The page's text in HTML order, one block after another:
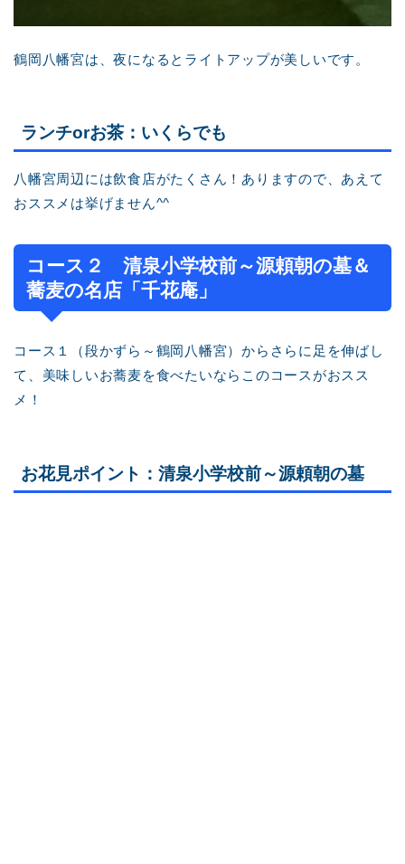
鶴岡八幡宮は、夜になるとライトアップが美しいです。
ランチorお茶：いくらでも
八幡宮周辺には飲食店がたくさん！ありますので、あえて
おススメは挙げません^^
コース２ 清泉小学校前～源頼朝の墓＆
蕎麦の名店「千花庵」
コース１（段かずら～鶴岡八幡宮）からさらに足を伸ばし
て、美味しいお蕎麦を食べたいならこのコースがおスス
メ！
お花見ポイント：清泉小学校前～源頼朝の墓